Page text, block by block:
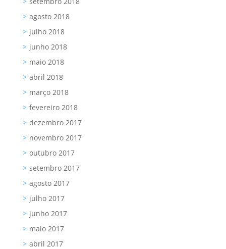
agosto 2018
julho 2018
junho 2018
maio 2018
abril 2018
março 2018
fevereiro 2018
dezembro 2017
novembro 2017
outubro 2017
setembro 2017
agosto 2017
julho 2017
junho 2017
maio 2017
abril 2017